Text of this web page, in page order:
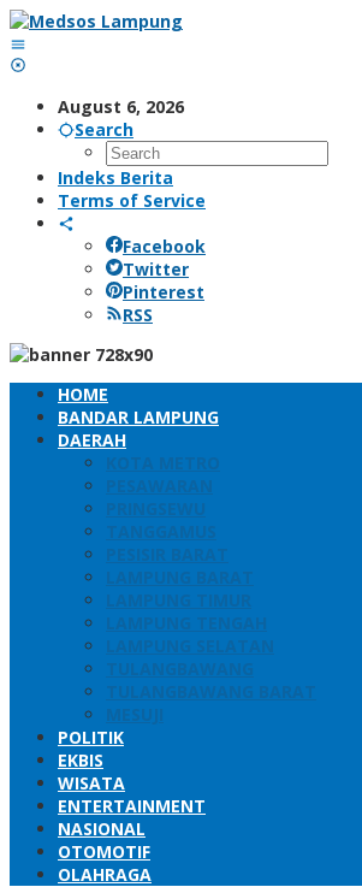
Skip
to
content
August 6, 2026
Search
Indeks Berita
Terms of Service
Facebook
Twitter
Pinterest
RSS
HOME
BANDAR LAMPUNG
DAERAH
KOTA METRO
PESAWARAN
PRINGSEWU
TANGGAMUS
PESISIR BARAT
LAMPUNG BARAT
LAMPUNG TIMUR
LAMPUNG TENGAH
LAMPUNG SELATAN
TULANGBAWANG
TULANGBAWANG BARAT
MESUJI
POLITIK
EKBIS
WISATA
ENTERTAINMENT
NASIONAL
OTOMOTIF
OLAHRAGA